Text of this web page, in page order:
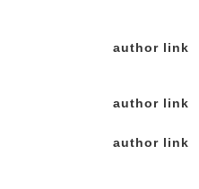
author link
author link
author link